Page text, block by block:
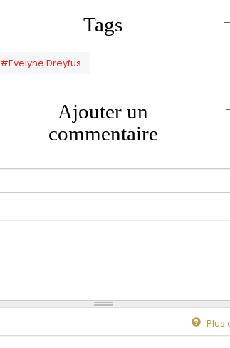
Tags
#Evelyne Dreyfus
Ajouter un
commentaire
Plus